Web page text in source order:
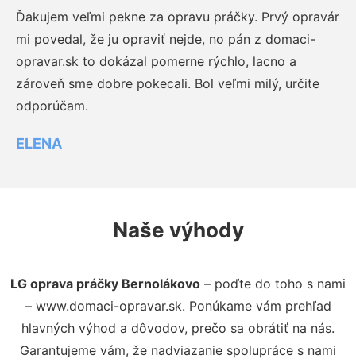
Ďakujem veľmi pekne za opravu práčky. Prvý opravár
mi povedal, že ju opraviť nejde, no pán z domaci-
opravar.sk to dokázal pomerne rýchlo, lacno a
zároveň sme dobre pokecali. Bol veľmi milý, určite
odporúčam.
ELENA
Naše výhody
LG oprava práčky Bernolákovo – poďte do toho s nami
– www.domaci-opravar.sk. Ponúkame vám prehľad
hlavných výhod a dôvodov, prečo sa obrátiť na nás.
Garantujeme vám, že nadviazanie spolupráce s nami